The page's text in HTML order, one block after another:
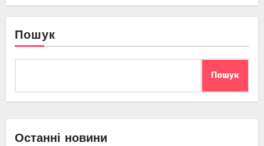
Пошук
Пошук
Останні новини